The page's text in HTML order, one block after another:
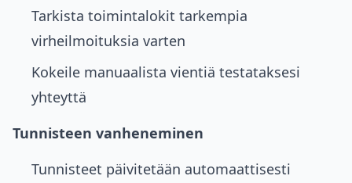
Tarkista toimintalokit tarkempia
virheilmoituksia varten
Kokeile manuaalista vientiä testataksesi
yhteyttä
Tunnisteen vanheneminen
Tunnisteet päivitetään automaattisesti